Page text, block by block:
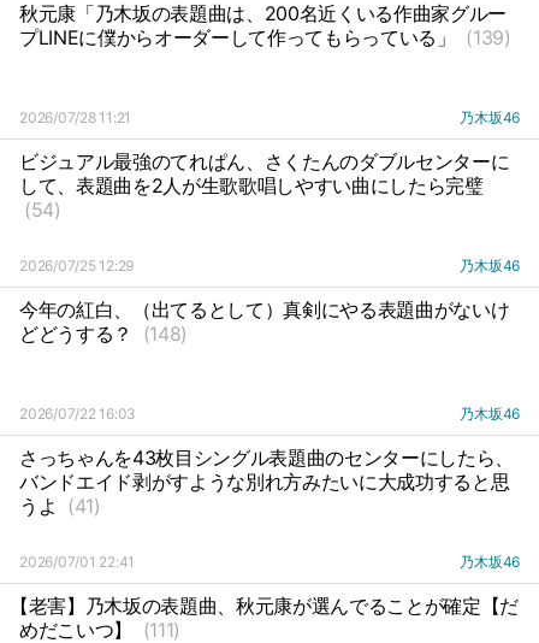
秋元康「乃木坂の表題曲は、200名近くいる作曲家グルー
プLINEに僕からオーダーして作ってもらっている」
(139)
2026/07/28 11:21 乃木坂46
ビジュアル最強のてれぱん、さくたんのダブルセンターに
して、表題曲を2人が生歌歌唱しやすい曲にしたら完璧
(54)
2026/07/25 12:29 乃木坂46
今年の紅白、（出てるとして）真剣にやる表題曲がないけ
どどうする？
(148)
2026/07/22 16:03 乃木坂46
さっちゃんを43枚目シングル表題曲のセンターにしたら、
バンドエイド剥がすような別れ方みたいに大成功すると思
うよ (41)
2026/07/01 22:41 乃木坂46
【老害】乃木坂の表題曲、秋元康が選んでることが確定【だ
めだこいつ】
(111)